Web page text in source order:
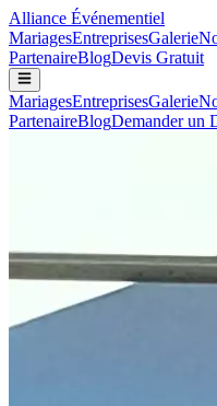
Alliance Événementiel
MariagesEntreprisesGalerie
PartenaireBlogDevis Gratuit
MariagesEntreprisesGalerie
PartenaireBlogDemander un